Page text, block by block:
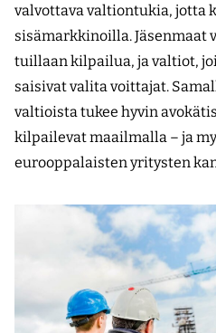
valvottava valtiontukia, jotta
sisämarkkinoilla. Jäsenmaat
tuillaan kilpailua, ja valtiot,
saisivat valita voittajat.
valtioista tukee hyvin
kilpailevat maailmalla – ja
eurooppalaisten yritysten